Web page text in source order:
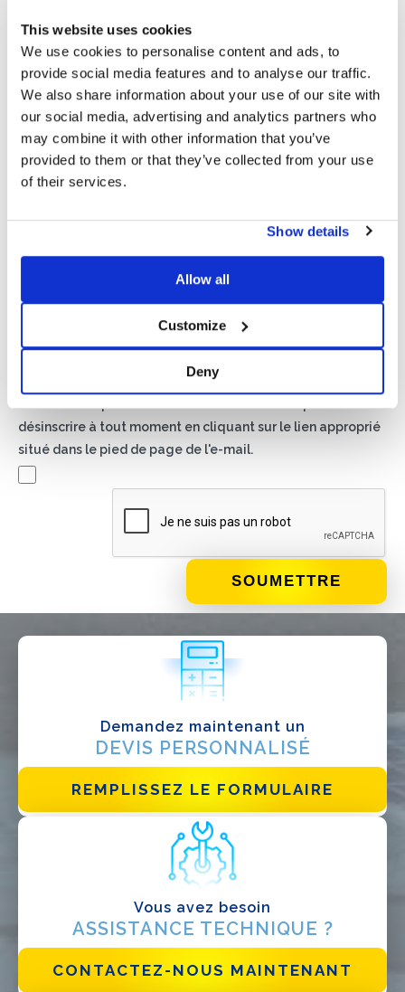
This website uses cookies
We use cookies to personalise content and ads, to
provide social media features and to analyse our traffic.
We also share information about your use of our site with
our social media, advertising and analytics partners who
may combine it with other information that you’ve
provided to them or that they’ve collected from your use
of their services.
Show details
Allow all
Customize
Deny
politique de confidentialité
matériel publicitaire sur les produits et services fournis par
désinscrire à tout moment en cliquant sur le lien approprié
situé dans le pied de page de l'e-mail.
Demandez maintenant un
DEVIS PERSONNALISÉ
REMPLISSEZ LE FORMULAIRE
Vous avez besoin
ASSISTANCE TECHNIQUE ?
CONTACTEZ-NOUS MAINTENANT
Installateur
Designer
Distributeur
J'ai lu et j'accepte lapolitique de confidentialité*